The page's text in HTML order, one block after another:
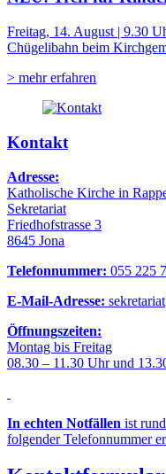
Freitag, 14. August | 9.30
Chügelibahn beim
> mehr erfahren
Kontakt
Adresse:
Katholische Kirche in
Sekretariat
Friedhofstrasse 3
8645 Jona
Telefonnummer: 055 225
E-Mail-Adresse:
Öffnungszeiten:
Montag bis Freitag
08.30 – 11.30 Uhr und
In echten Notfällen ist
folgender Telefonnummer